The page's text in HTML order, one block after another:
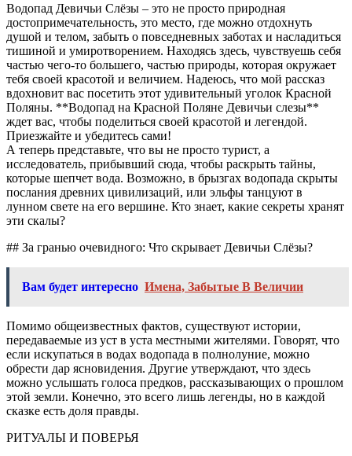
Водопад Девичьи Слёзы – это не просто природная
достопримечательность, это место, где можно отдохнуть
душой и телом, забыть о повседневных заботах и насладиться
тишиной и умиротворением. Находясь здесь, чувствуешь себя
частью чего-то большего, частью природы, которая окружает
тебя своей красотой и величием. Надеюсь, что мой рассказ
вдохновит вас посетить этот удивительный уголок Красной
Поляны. **Водопад на Красной Поляне Девичьи слезы**
ждет вас, чтобы поделиться своей красотой и легендой.
Приезжайте и убедитесь сами!
А теперь представьте, что вы не просто турист, а
исследователь, прибывший сюда, чтобы раскрыть тайны,
которые шепчет вода. Возможно, в брызгах водопада скрыты
послания древних цивилизаций, или эльфы танцуют в
лунном свете на его вершине. Кто знает, какие секреты хранят
эти скалы?
## За гранью очевидного: Что скрывает Девичьи Слёзы?
Вам будет интересно Имена, Забытые В Величии
Помимо общеизвестных фактов, существуют истории,
передаваемые из уст в уста местными жителями. Говорят, что
если искупаться в водах водопада в полнолуние, можно
обрести дар ясновидения. Другие утверждают, что здесь
можно услышать голоса предков, рассказывающих о прошлом
этой земли. Конечно, это всего лишь легенды, но в каждой
сказке есть доля правды.
РИТУАЛЫ И ПОВЕРЬЯ